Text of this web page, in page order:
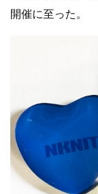
開催に至った。